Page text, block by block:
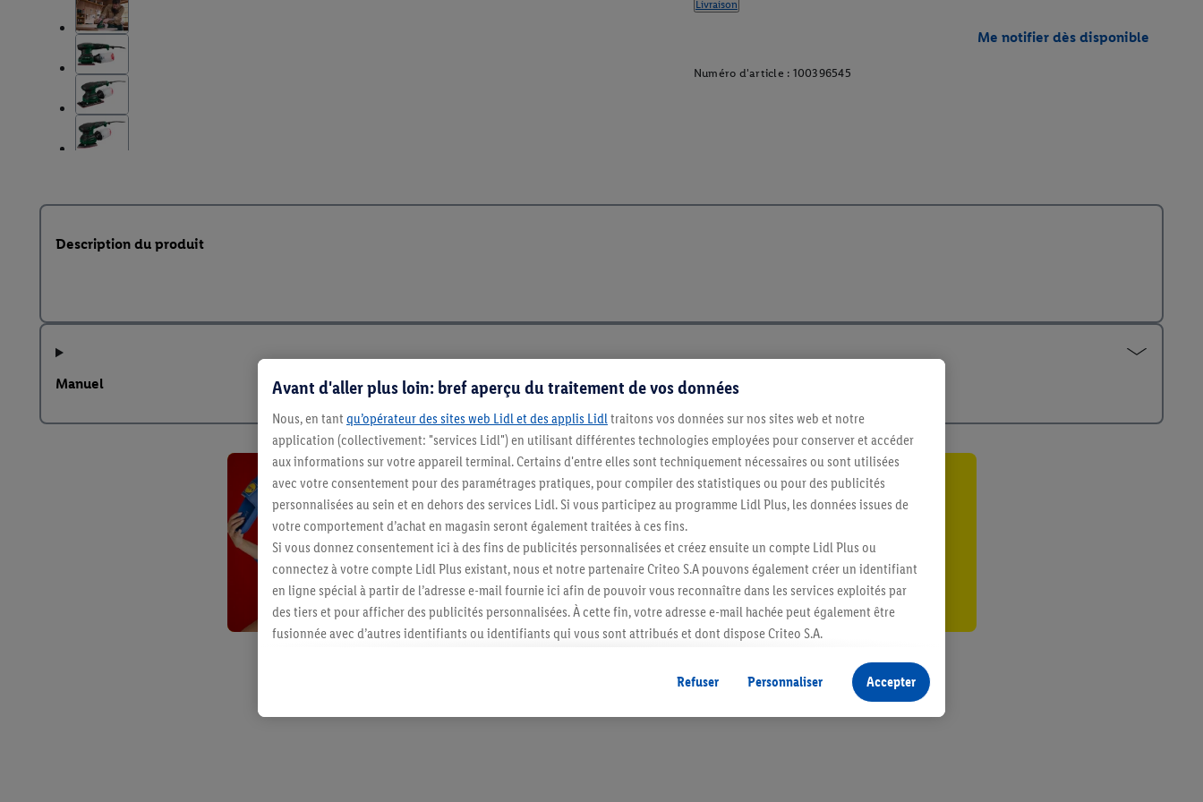
Livraison
Me notifier dès disponible
Numéro d'article : 100396545
Description du produit
Manuel
Restez au courant
Abonnez-vous à la newsletter
S'abonner
Avant d'aller plus loin: bref aperçu du traitement de vos données
Nous, en tant qu’opérateur des sites web Lidl et des applis Lidl traitons vos données sur nos sites web et notre
application (collectivement: "services Lidl") en utilisant différentes technologies employées pour conserver et accéder
aux informations sur votre appareil terminal. Certains d'entre elles sont techniquement nécessaires ou sont utilisées
avec votre consentement pour des paramétrages pratiques, pour compiler des statistiques ou pour des publicités
personnalisées au sein et en dehors des services Lidl. Si vous participez au programme Lidl Plus, les données issues de
votre comportement d’achat en magasin seront également traitées à ces fins.
Si vous donnez consentement ici à des fins de publicités personnalisées et créez ensuite un compte Lidl Plus ou
connectez à votre compte Lidl Plus existant, nous et notre partenaire Criteo S.A pouvons également créer un identifiant
en ligne spécial à partir de l’adresse e-mail fournie ici afin de pouvoir vous reconnaître dans les services exploités par
des tiers et pour afficher des publicités personnalisées. À cette fin, votre adresse e-mail hachée peut également être
fusionnée avec d’autres identifiants ou identifiants qui vous sont attribués et dont dispose Criteo S.A.
vous avez montré de l’intérêt (par exemple en plaçant le produit dans un panier d’un webshop mais sans procéder à
l’achat) peuvent également être affichées sur plusieurs apppareils et plusieurs services de Lidl si plusieurs terminaux ou
plusieurs services de Lidl peuvent vous être attribués en utilisant votre adresse e-mail hachée et, le cas échéant, d’autres
Refuser Personnaliser Accepter